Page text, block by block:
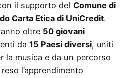
il supporto del Comune di
Carta Etica di UniCredit.
oltre 50 giovani
da 15 Paesi diversi, uniti
la musica e da un percorso
l’apprendimento